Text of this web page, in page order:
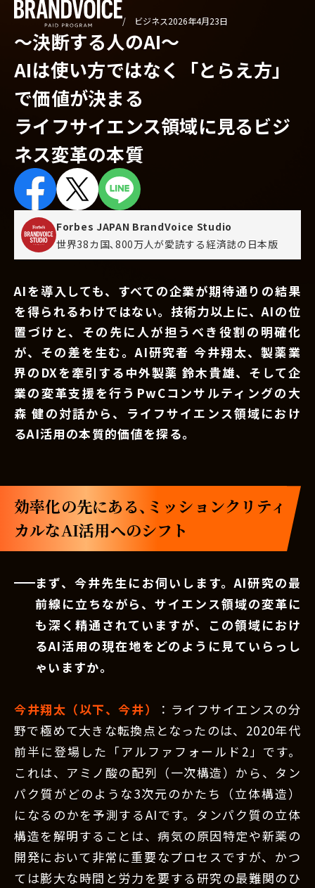
/ ビジネス2026年4月23日
〜決断する人のAI〜
AIは使い方ではなく「とらえ方」
で価値が決まる
ライフサイエンス領域に見るビジ
ネス変革の本質
Forbes JAPAN BrandVoice Studio
世界38カ国､800万人が愛読する 経済誌の日本版
AIを導入しても、すべての企業が期待通りの結果
を得られるわけではない。技術力以上に、AIの位
置づけと、その先に人が担うべき役割の明確化
が、その差を生む。AI研究者 今井翔太、製薬業
界のDXを牽引する中外製薬 鈴木貴雄、そして企
業の変革支援を行うPwCコンサルティングの大
森 健の対話から、ライフサイエンス領域におけ
るAI活用の本質的価値を探る。
効率化の先にある、ミッションクリティ
カルなAI活用へのシフト
まず、今井先生にお伺いします。AI研究の最
前線に立ちながら、サイエンス領域の変革に
も深く精通されていますが、この領域におけ
るAI活用の現在地をどのように見ていらっし
ゃいますか。
今井翔太（以下、今井）
：ライフサイエンスの分
野で極めて大きな転換点となったのは、2020年代
前半に登場した「アルファフォールド2」です。
これは、アミノ酸の配列（一次構造）から、タン
パク質がどのような3次元のかたち（立体構造）
になるのかを予測するAIです。タンパク質の立体
構造を解明することは、病気の原因特定や新薬の
開発において非常に重要なプロセスですが、かつ
ては膨大な時間と労力を要する研究の最難関のひ